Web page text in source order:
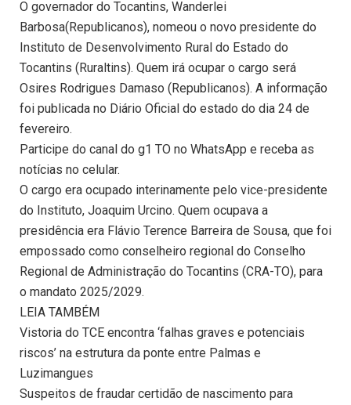
O governador do Tocantins, Wanderlei
Barbosa(Republicanos), nomeou o novo presidente do
Instituto de Desenvolvimento Rural do Estado do
Tocantins (Ruraltins). Quem irá ocupar o cargo será
Osires Rodrigues Damaso (Republicanos). A informação
foi publicada no Diário Oficial do estado do dia 24 de
fevereiro.
Participe do canal do g1 TO no WhatsApp e receba as
notícias no celular.
O cargo era ocupado interinamente pelo vice-presidente
do Instituto, Joaquim Urcino. Quem ocupava a
presidência era Flávio Terence Barreira de Sousa, que foi
empossado como conselheiro regional do Conselho
Regional de Administração do Tocantins (CRA-TO), para
o mandato 2025/2029.
LEIA TAMBÉM
Vistoria do TCE encontra ‘falhas graves e potenciais
riscos’ na estrutura da ponte entre Palmas e
Luzimangues
Suspeitos de fraudar certidão de nascimento para